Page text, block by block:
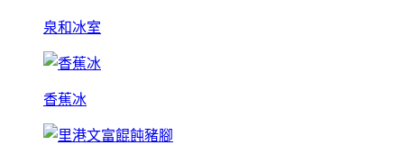
泉和冰室
香蕉冰